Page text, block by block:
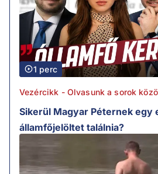
1 perc
Vezércikk - Olvasunk a sorok
Sikerül Magyar Péternek egy
államfőjelöltet találnia?